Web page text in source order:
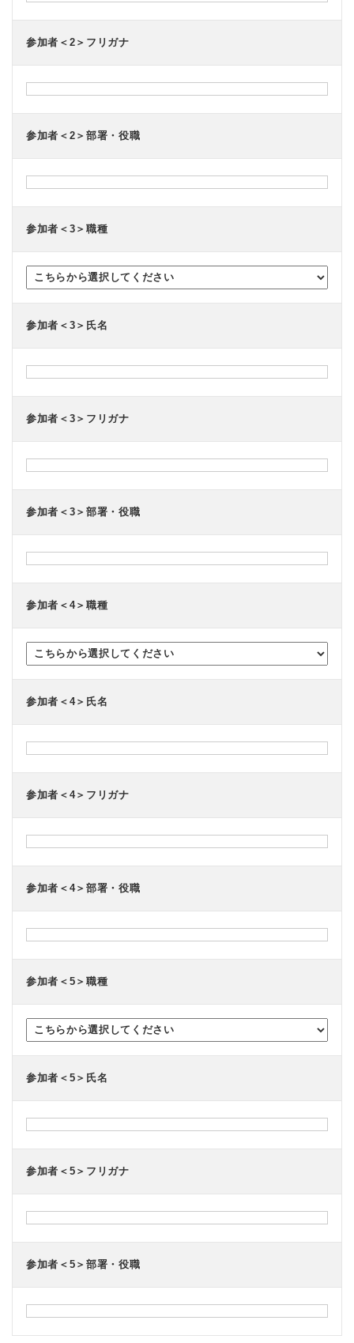
参加者＜2＞フリガナ
参加者＜2＞部署・役職
参加者＜3＞職種
参加者＜3＞氏名
参加者＜3＞フリガナ
参加者＜3＞部署・役職
参加者＜4＞職種
参加者＜4＞氏名
参加者＜4＞フリガナ
参加者＜4＞部署・役職
参加者＜5＞職種
参加者＜5＞氏名
参加者＜5＞フリガナ
参加者＜5＞部署・役職